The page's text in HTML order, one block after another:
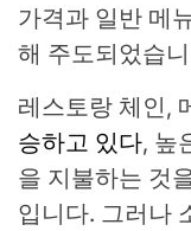
가격과 일반 메
해 주도되었습
레스토랑 체인,
승하고 있다, 높
을 지불하는 것
입니다. 그러나